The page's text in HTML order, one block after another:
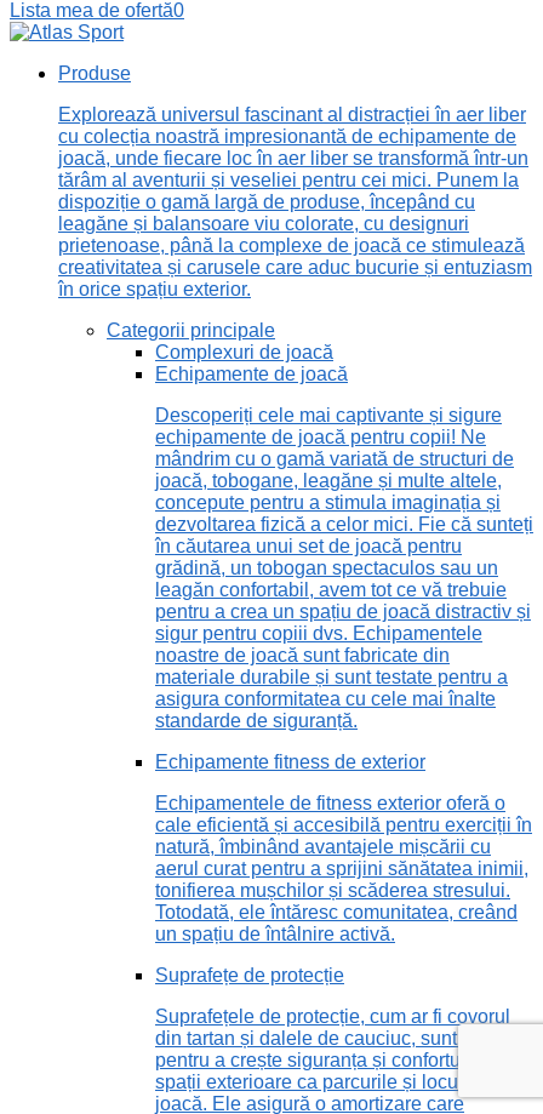
Lista mea de ofertă0
Produse
Explorează universul fascinant al distracției în aer liber
cu colecția noastră impresionantă de echipamente de
joacă, unde fiecare loc în aer liber se transformă într-un
tărâm al aventurii și veseliei pentru cei mici. Punem la
dispoziție o gamă largă de produse, începând cu
leagăne și balansoare viu colorate, cu designuri
prietenoase, până la complexe de joacă ce stimulează
creativitatea și carusele care aduc bucurie și entuziasm
în orice spațiu exterior.
Categorii principale
Complexuri de joacă
Echipamente de joacă
Descoperiți cele mai captivante și sigure
echipamente de joacă pentru copii! Ne
mândrim cu o gamă variată de structuri de
joacă, tobogane, leagăne și multe altele,
concepute pentru a stimula imaginația și
dezvoltarea fizică a celor mici. Fie că sunteți
în căutarea unui set de joacă pentru
grădină, un tobogan spectaculos sau un
leagăn confortabil, avem tot ce vă trebuie
pentru a crea un spațiu de joacă distractiv și
sigur pentru copiii dvs. Echipamentele
noastre de joacă sunt fabricate din
materiale durabile și sunt testate pentru a
asigura conformitatea cu cele mai înalte
standarde de siguranță.
Echipamente fitness de exterior
Echipamentele de fitness exterior oferă o
cale eficientă și accesibilă pentru exerciții în
natură, îmbinând avantajele mișcării cu
aerul curat pentru a sprijini sănătatea inimii,
tonifierea mușchilor și scăderea stresului.
Totodată, ele întăresc comunitatea, creând
un spațiu de întâlnire activă.
Suprafețe de protecție
Suprafețele de protecție, cum ar fi covorul
din tartan și dalele de cauciuc, sunt vitale
pentru a crește siguranța și confortul în
spații exterioare ca parcurile și locurile de
joacă. Ele asigură o amortizare care